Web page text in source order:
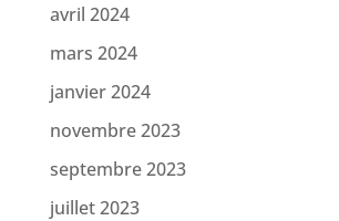
avril 2024
mars 2024
janvier 2024
novembre 2023
septembre 2023
juillet 2023